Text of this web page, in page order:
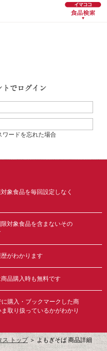
ワードを忘れた場合
象食品を毎回設定しなく
対象食品を含まないその
がわかります
品購入時も無料です
購入・ブックマークした商
取り扱っているかがわかり
ス トップ＞よもぎそば 商品詳細